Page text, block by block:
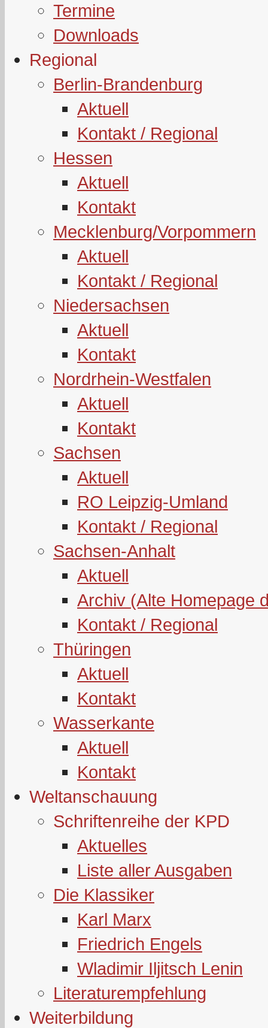
Termine
Downloads
Regional
Berlin-Brandenburg
Aktuell
Kontakt / Regional
Hessen
Aktuell
Kontakt
Mecklenburg/Vorpommern
Aktuell
Kontakt / Regional
Niedersachsen
Aktuell
Kontakt
Nordrhein-Westfalen
Aktuell
Kontakt
Sachsen
Aktuell
RO Leipzig-Umland
Kontakt / Regional
Sachsen-Anhalt
Aktuell
Archiv (Alte Homepage
Kontakt / Regional
Thüringen
Aktuell
Kontakt
Wasserkante
Aktuell
Kontakt
Weltanschauung
Schriftenreihe der KPD
Aktuelles
Liste aller Ausgaben
Die Klassiker
Karl Marx
Friedrich Engels
Wladimir Iljitsch Lenin
Literaturempfehlung
Weiterbildung